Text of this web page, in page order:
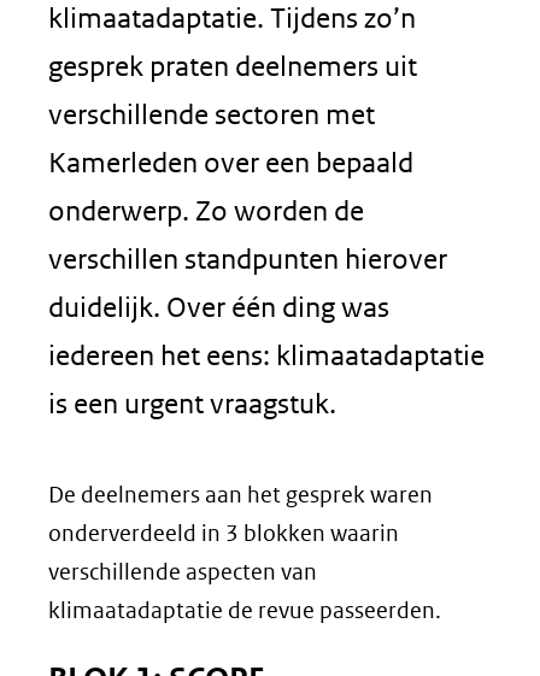
klimaatadaptatie. Tijdens zo’n
gesprek praten deelnemers uit
verschillende sectoren met
Kamerleden over een bepaald
onderwerp. Zo worden de
verschillen standpunten hierover
duidelijk. Over één ding was
iedereen het eens: klimaatadaptatie
is een urgent vraagstuk.
De deelnemers aan het gesprek waren
onderverdeeld in 3 blokken waarin
verschillende aspecten van
klimaatadaptatie de revue passeerden.